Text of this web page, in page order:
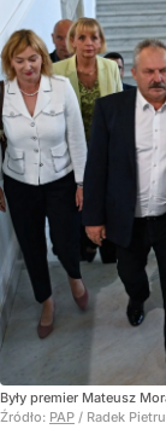
Były premier Mateusz
Źródło: PAP / Radek